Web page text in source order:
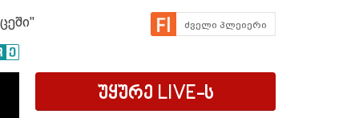
ძველი პლეიერი
უყურე LIVE-ს